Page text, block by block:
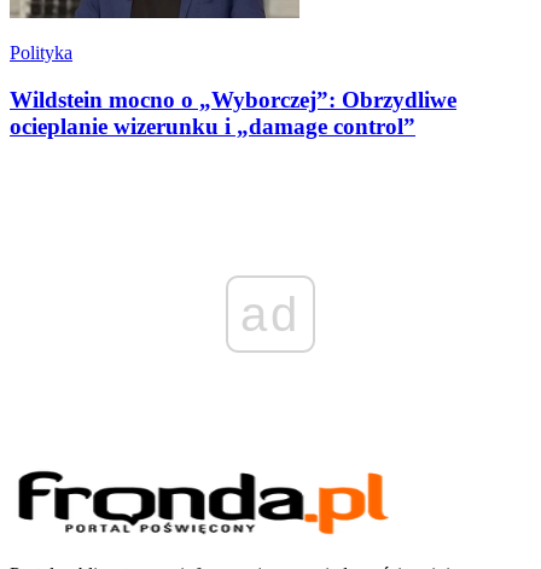
Polityka
Wildstein mocno o „Wyborczej”: Obrzydliwe
ocieplanie wizerunku i „damage control”
ad